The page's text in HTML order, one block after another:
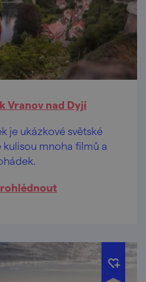
Vranov nad Dyjí
je ukázkové světské
mnoha filmů a